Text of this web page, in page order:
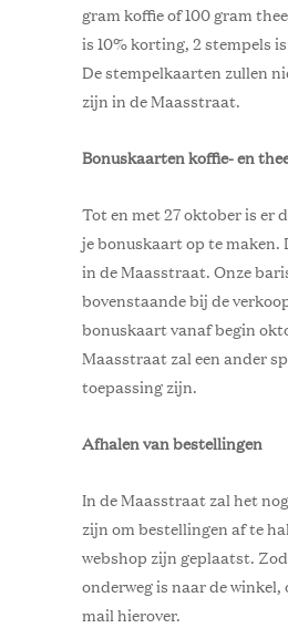
gram koffie of 100 gram
is 10% korting, 2 stempels
De stempelkaarten zullen
zijn in de Maasstraat.
Bonuskaarten koffie- en
Tot en met 27 oktober is er
je bonuskaart op te maken.
in de Maasstraat. Onze
bovenstaande bij de
bonuskaart vanaf begin
Maasstraat zal een ander
toepassing zijn.
Afhalen van bestellingen
In de Maasstraat zal het
zijn om bestellingen af te
webshop zijn geplaatst.
onderweg is naar de winkel,
mail hierover.